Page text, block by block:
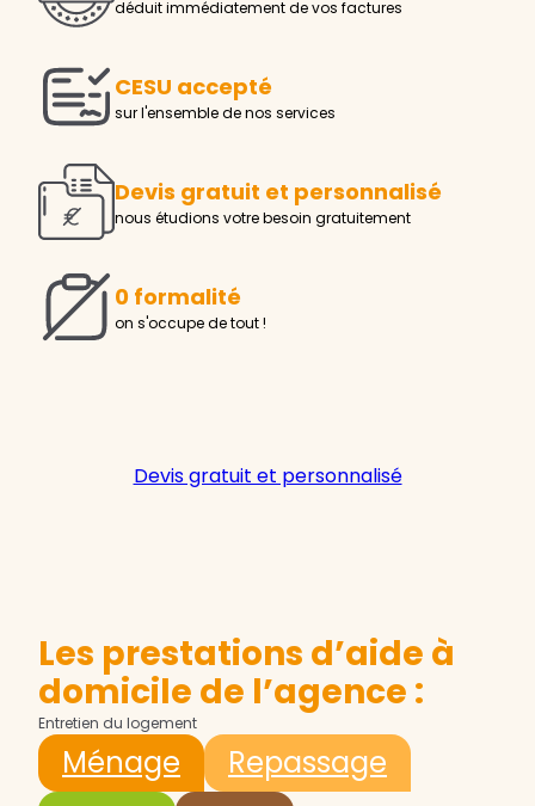
déduit immédiatement de vos factures
CESU accepté
sur l'ensemble de nos services
Devis gratuit et personnalisé
nous étudions votre besoin gratuitement
0 formalité
on s'occupe de tout !
Devis gratuit et personnalisé
Les prestations d’aide à
domicile de l’agence :
Entretien du logement
Ménage
Repassage